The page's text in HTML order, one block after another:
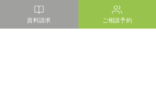
最新記事
資料請求 ご相談予約